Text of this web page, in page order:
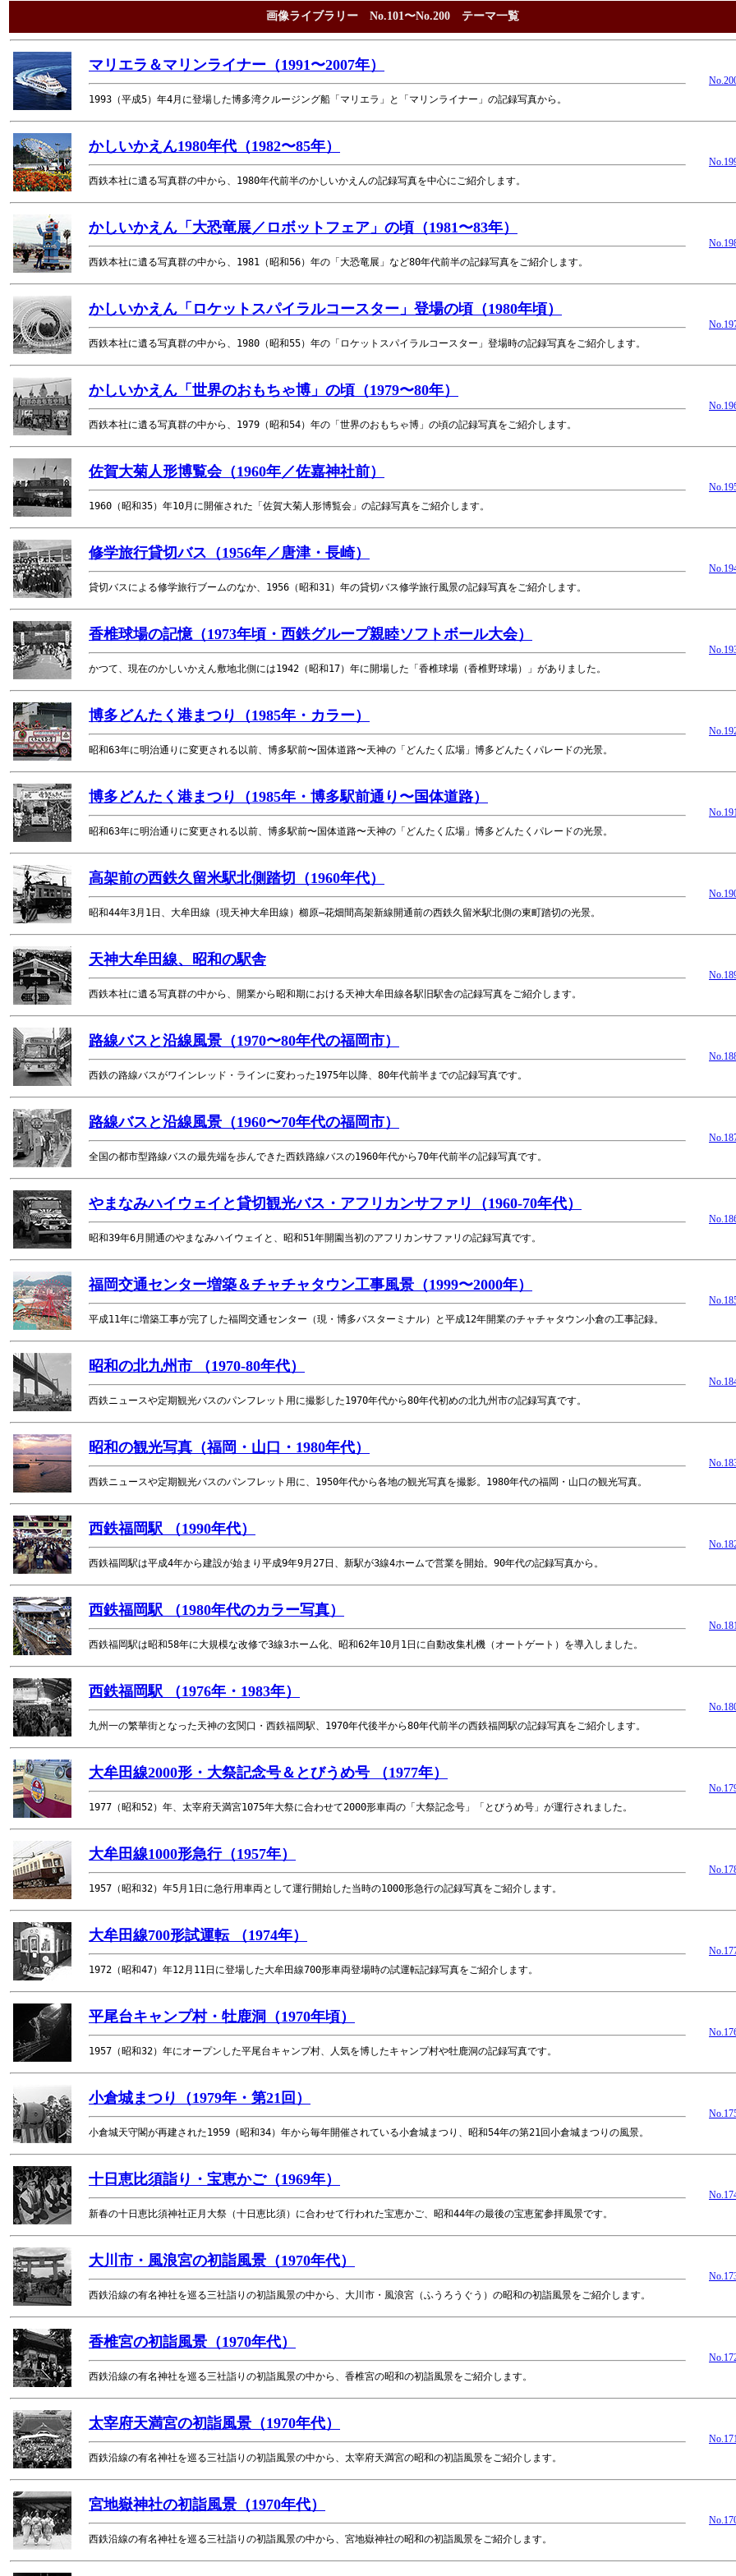
画像ライブラリー No.101〜No.200 テーマ一覧
マリエラ＆マリンライナー（1991〜2007年）
1993（平成5）年4月に登場した博多湾クルージング船「マリエラ」と「マリンライナー」の記録写真から。
かしいかえん1980年代（1982〜85年）
西鉄本社に遺る写真群の中から、1980年代前半のかしいかえんの記録写真を中心にご紹介します。
かしいかえん「大恐竜展／ロボットフェア」の頃（1981〜83年）
西鉄本社に遺る写真群の中から、1981（昭和56）年の「大恐竜展」など80年代前半の記録写真をご紹介します。
かしいかえん「ロケットスパイラルコースター」登場の頃（1980年頃）
西鉄本社に遺る写真群の中から、1980（昭和55）年の「ロケットスパイラルコースター」登場時の記録写真をご紹介します。
かしいかえん「世界のおもちゃ博」の頃（1979〜80年）
西鉄本社に遺る写真群の中から、1979（昭和54）年の「世界のおもちゃ博」の頃の記録写真をご紹介します。
佐賀大菊人形博覧会（1960年／佐嘉神社前）
1960（昭和35）年10月に開催された「佐賀大菊人形博覧会」の記録写真をご紹介します。
修学旅行貸切バス（1956年／唐津・長崎）
貸切バスによる修学旅行ブームのなか、1956（昭和31）年の貸切バス修学旅行風景の記録写真をご紹介します。
香椎球場の記憶（1973年頃・西鉄グループ親睦ソフトボール大会）
かつて、現在のかしいかえん敷地北側には1942（昭和17）年に開場した「香椎球場（香椎野球場）」がありました。
博多どんたく港まつり（1985年・カラー）
昭和63年に明治通りに変更される以前、博多駅前〜国体道路〜天神の「どんたく広場」博多どんたくパレードの光景。
博多どんたく港まつり（1985年・博多駅前通り〜国体道路）
昭和63年に明治通りに変更される以前、博多駅前〜国体道路〜天神の「どんたく広場」博多どんたくパレードの光景。
高架前の西鉄久留米駅北側踏切（1960年代）
昭和44年3月1日、大牟田線（現天神大牟田線）櫛原—花畑間高架新線開通前の西鉄久留米駅北側の東町踏切の光景。
天神大牟田線、昭和の駅舎
西鉄本社に遺る写真群の中から、開業から昭和期における天神大牟田線各駅旧駅舎の記録写真をご紹介します。
路線バスと沿線風景（1970〜80年代の福岡市）
西鉄の路線バスがワインレッド・ラインに変わった1975年以降、80年代前半までの記録写真です。
路線バスと沿線風景（1960〜70年代の福岡市）
全国の都市型路線バスの最先端を歩んできた西鉄路線バスの1960年代から70年代前半の記録写真です。
やまなみハイウェイと貸切観光バス・アフリカンサファリ（1960-70年代）
昭和39年6月開通のやまなみハイウェイと、昭和51年開園当初のアフリカンサファリの記録写真です。
福岡交通センター増築＆チャチャタウン工事風景（1999〜2000年）
平成11年に増築工事が完了した福岡交通センター（現・博多バスターミナル）と平成12年開業のチャチャタウン小倉の工事記録。
昭和の北九州市 （1970-80年代）
西鉄ニュースや定期観光バスのパンフレット用に撮影した1970年代から80年代初めの北九州市の記録写真です。
昭和の観光写真（福岡・山口・1980年代）
西鉄ニュースや定期観光バスのパンフレット用に、1950年代から各地の観光写真を撮影。1980年代の福岡・山口の観光写真。
西鉄福岡駅 （1990年代）
西鉄福岡駅は平成4年から建設が始まり平成9年9月27日、新駅が3線4ホームで営業を開始。90年代の記録写真から。
西鉄福岡駅 （1980年代のカラー写真）
西鉄福岡駅は昭和58年に大規模な改修で3線3ホーム化、昭和62年10月1日に自動改集札機（オートゲート）を導入しました。
西鉄福岡駅 （1976年・1983年）
九州一の繁華街となった天神の玄関口・西鉄福岡駅、1970年代後半から80年代前半の西鉄福岡駅の記録写真をご紹介します。
大牟田線2000形・大祭記念号＆とびうめ号 （1977年）
1977（昭和52）年、太宰府天満宮1075年大祭に合わせて2000形車両の「大祭記念号」「とびうめ号」が運行されました。
大牟田線1000形急行（1957年）
1957（昭和32）年5月1日に急行用車両として運行開始した当時の1000形急行の記録写真をご紹介します。
大牟田線700形試運転 （1974年）
1972（昭和47）年12月11日に登場した大牟田線700形車両登場時の試運転記録写真をご紹介します。
平尾台キャンプ村・牡鹿洞（1970年頃）
1957（昭和32）年にオープンした平尾台キャンプ村、人気を博したキャンプ村や牡鹿洞の記録写真です。
小倉城まつり（1979年・第21回）
小倉城天守閣が再建された1959（昭和34）年から毎年開催されている小倉城まつり、昭和54年の第21回小倉城まつりの風景。
十日恵比須詣り・宝恵かご（1969年）
新春の十日恵比須神社正月大祭（十日恵比須）に合わせて行われた宝恵かご、昭和44年の最後の宝恵駕参拝風景です。
大川市・風浪宮の初詣風景（1970年代）
西鉄沿線の有名神社を巡る三社詣りの初詣風景の中から、大川市・風浪宮（ふうろうぐう）の昭和の初詣風景をご紹介します。
香椎宮の初詣風景（1970年代）
西鉄沿線の有名神社を巡る三社詣りの初詣風景の中から、香椎宮の昭和の初詣風景をご紹介します。
太宰府天満宮の初詣風景（1970年代）
西鉄沿線の有名神社を巡る三社詣りの初詣風景の中から、太宰府天満宮の昭和の初詣風景をご紹介します。
宮地嶽神社の初詣風景（1970年代）
西鉄沿線の有名神社を巡る三社詣りの初詣風景の中から、宮地嶽神社の昭和の初詣風景をご紹介します。